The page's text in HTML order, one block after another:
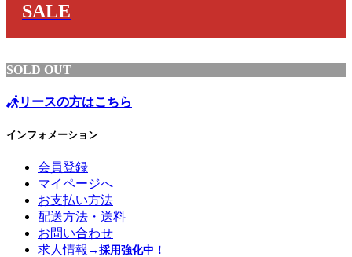
SALE
SOLD OUT
リースの方はこちら
インフォメーション
会員登録
マイページへ
お支払い方法
配送方法・送料
お問い合わせ
求人情報 →採用強化中！